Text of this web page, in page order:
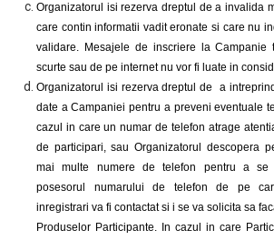
Organizatorul isi rezerva dreptul de a invalida
care contin informatii vadit eronate si care nu
validare. Mesajele de inscriere la Campanie
scurte sau de pe internet nu vor fi luate in
Organizatorul isi rezerva dreptul de
a
date a Campaniei pentru a preveni eventuale
cazul in care un numar de telefon atrage
de participari, sau Organizatorul descopera
mai multe numere de telefon pentru a se
posesorul numarului de telefon de pe
inregistrari va fi contactat si i se va solicita sa
Produselor Participante. In cazul in care